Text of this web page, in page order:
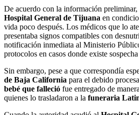
De acuerdo con la información
Hospital General de Tijuana en
vida poco después. Los médicos que lo
presentaba signos compatibles con
notificación inmediata al Ministerio
protocolos en casos donde existe
Sin embargo, pese a que correspondía
de Baja California para el debido
bebé que falleció fue entregado de
quienes lo trasladaron a la funeraria